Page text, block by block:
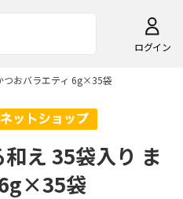
ログイン
つおバラエティ 6g×35袋
え 35袋入り ま
6g×35袋